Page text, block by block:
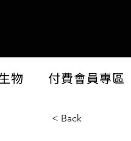
物 付費會員專區
< Back